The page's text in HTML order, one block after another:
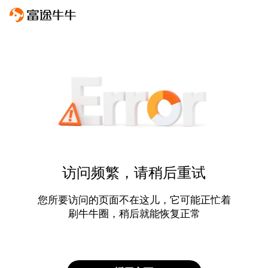
访问频繁，请稍后重试
您所要访问的页面不在这儿，它可能正忙着
刷牛牛圈，稍后就能恢复正常